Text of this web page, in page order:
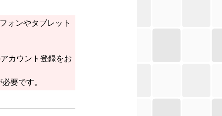
ォンやタブレット
カウント登録をお
要です。